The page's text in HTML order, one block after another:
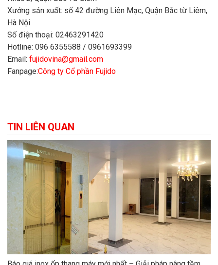
Xưởng sản xuất: số 42 đường Liên Mạc, Quận Bắc từ Liêm,
Hà Nội
Số điện thoại: 02463291420
Hotline: 096 6355588 / 0961693399
Email: fujidovina@gmail.com
Fanpage:Công ty Cổ phần Fujido
TIN LIÊN QUAN